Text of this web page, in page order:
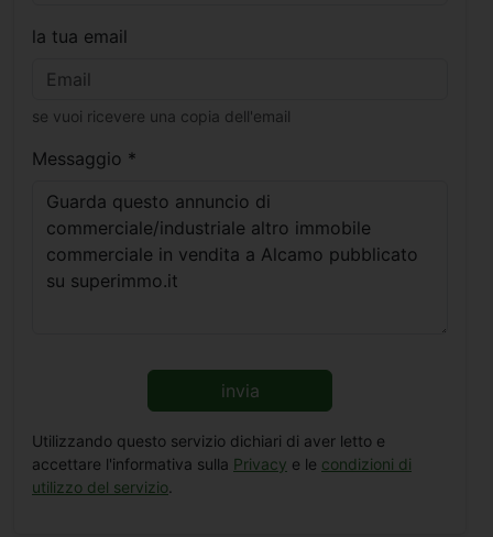
la tua email
se vuoi ricevere una copia dell'email
Messaggio *
invia
Utilizzando questo servizio dichiari di aver letto e
accettare l'informativa sulla Privacy e le condizioni di
utilizzo del servizio